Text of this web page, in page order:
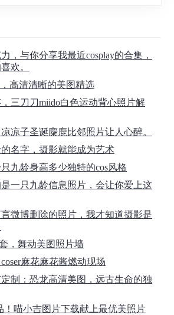
，与你分享我最近cosplay的合集，
欢。
高清清晰的美图精选
三刀刀miido白色运动背心照片解
凉子圣诞麋鹿比邻照片让人心醉。
名字，摄影就能成为艺术
九龄身高多少独特的cos风格
一只九龄信息照片，会让你爱上这
微博删除的照片，我才知道摄影是
，舞动美图照片墙
麻花麻花酱燃动现场
制：恐龙高清美图，远古生命的独
！喵小吉图片下载献上最优美照片